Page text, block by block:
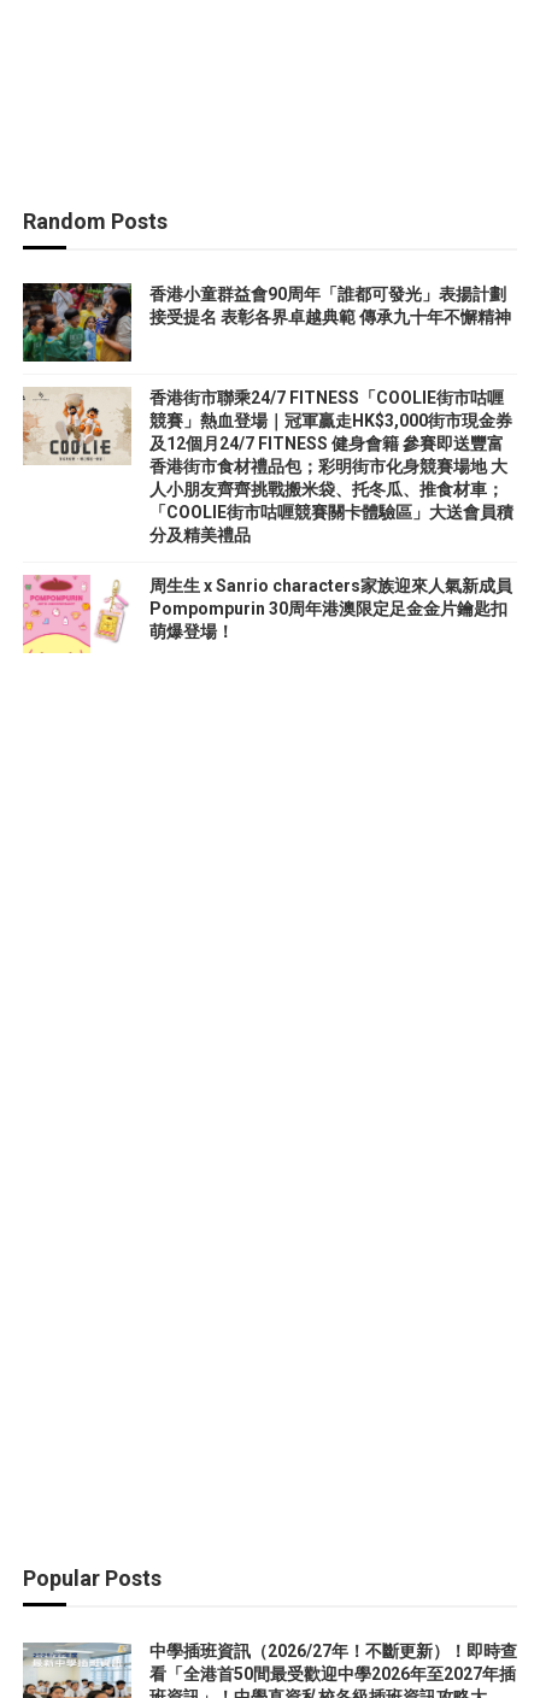
Random Posts
香港小童群益會90周年「誰都可發光」表揚計劃
接受提名 表彰各界卓越典範 傳承九十年不懈精神
香港街市聯乘24/7 FITNESS「COOLIE街市咕喱
競賽」熱血登場｜冠軍贏走HK$3,000街市現金券
及12個月24/7 FITNESS 健身會籍 參賽即送豐富
香港街市食材禮品包；彩明街市化身競賽場地 大
人小朋友齊齊挑戰搬米袋、托冬瓜、推食材車；
「COOLIE街市咕喱競賽關卡體驗區」大送會員積
分及精美禮品
周生生 x Sanrio characters家族迎來人氣新成員
Pompompurin 30周年港澳限定足金金片鑰匙扣
萌爆登場！
Popular Posts
中學插班資訊（2026/27年！不斷更新）！即時查
看「全港首50間最受歡迎中學2026年至2027年插